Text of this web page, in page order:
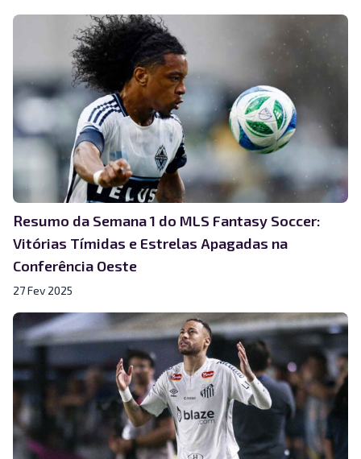
Resumo da Semana 1 do MLS Fantasy Soccer:
Vitórias Tímidas e Estrelas Apagadas na
Conferência Oeste
27 Fev 2025